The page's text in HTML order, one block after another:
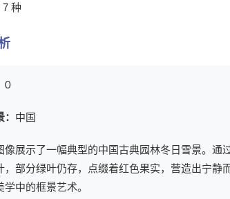
7 种
0
中国
像展示了一幅典型的中国古典园林冬日雪景。
，部分绿叶仍存，点缀着红色果实，营造出宁静
学中的框景艺术。